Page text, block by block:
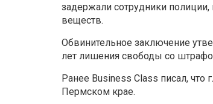
задержали сотрудники
веществ.
Обвинительное заключение
лет лишения свободы со
Ранее Business Class писал, что
Пермском крае.